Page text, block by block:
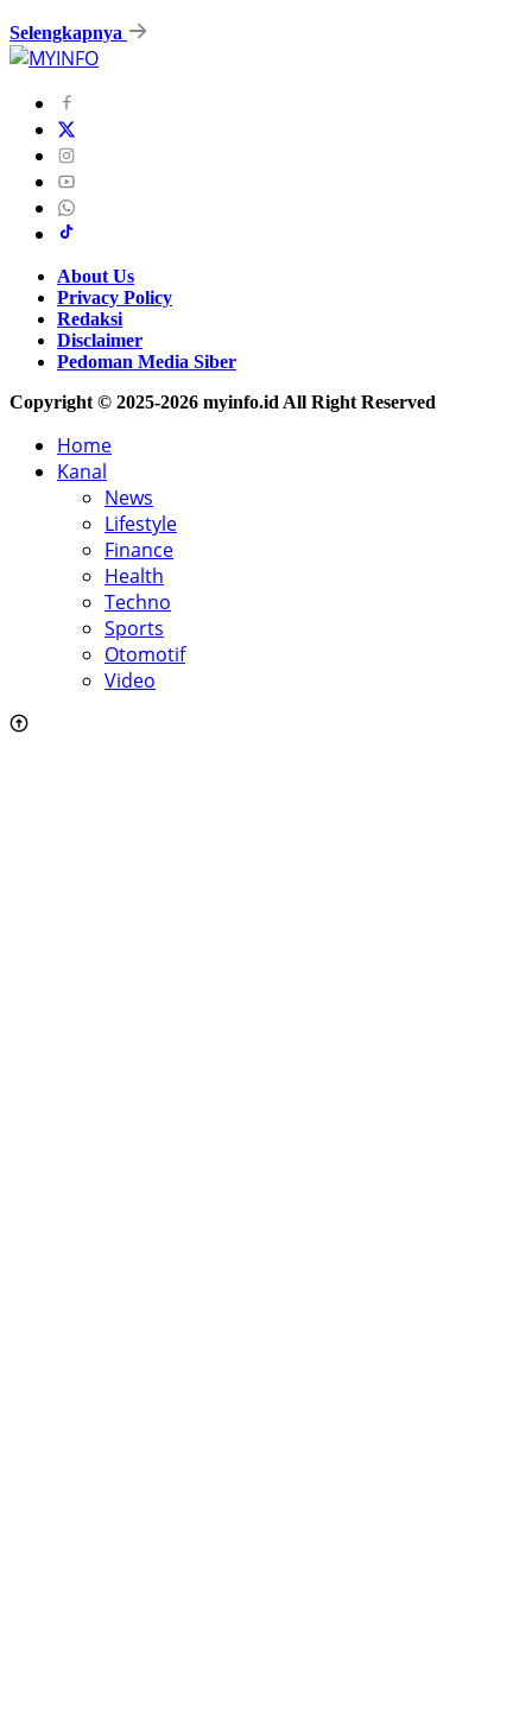
Selengkapnya
About Us
Privacy Policy
Redaksi
Disclaimer
Pedoman Media Siber
Copyright © 2025-2026 myinfo.id All Right Reserved
Home
Kanal
News
Lifestyle
Finance
Health
Techno
Sports
Otomotif
Video